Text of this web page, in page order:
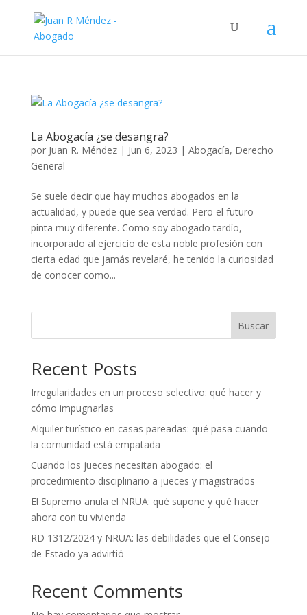
La Abogacía ¿se desangra?
por Juan R. Méndez| Jun 6, 2023 | Abogacía, Derecho
General
Se suele decir que hay muchos abogados en la
actualidad, y puede que sea verdad. Pero el futuro
pinta muy diferente. Como soy abogado tardío,
incorporado al ejercicio de esta noble profesión con
cierta edad que jamás revelaré, he tenido la curiosidad
de conocer como...
Buscar
Recent Posts
Irregularidades en un proceso selectivo: qué hacer y
cómo impugnarlas
Alquiler turístico en casas pareadas: qué pasa cuando
la comunidad está empatada
Cuando los jueces necesitan abogado: el
procedimiento disciplinario a jueces y magistrados
El Supremo anula el NRUA: qué supone y qué hacer
ahora con tu vivienda
RD 1312/2024 y NRUA: las debilidades que el Consejo
de Estado ya advirtió
Recent Comments